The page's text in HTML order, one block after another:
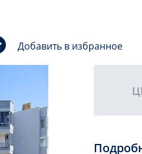
Добавить в избранное